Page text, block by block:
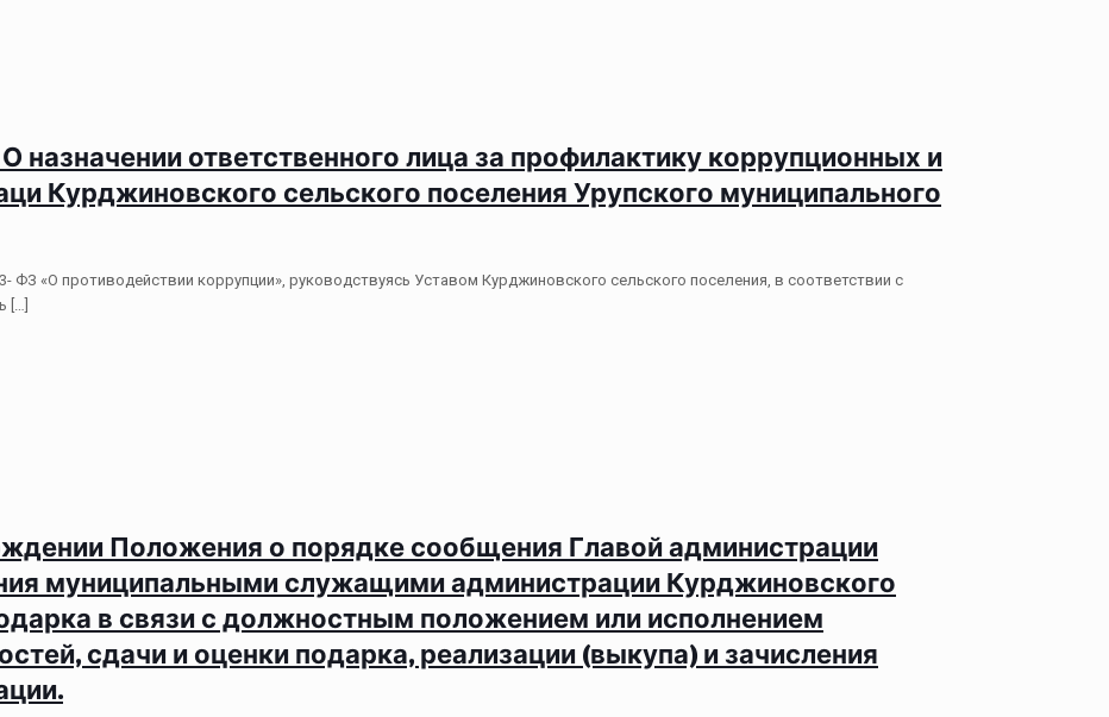
ответственного лица за профилактику коррупционных и
Курджиновского сельского поселения Урупского муниципального
ФЗ «О противодействии коррупции», руководствуясь Уставом Курджиновского сельского поселения, в соответствии с
Положения о порядке сообщения Главой администрации
муниципальными служащими администрации Курджиновского
в связи с должностным положением или исполнением
сдачи и оценки подарка, реализации (выкупа) и зачисления